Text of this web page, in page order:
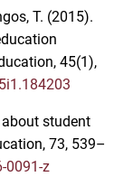
T. (2015).
45(1),
student
73, 539–
0091-z